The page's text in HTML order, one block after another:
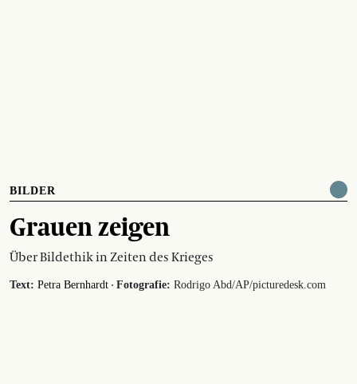
BILDER
Grauen zeigen
Über Bildethik in Zeiten des Krieges
Text: Petra Bernhardt · Fotografie: Rodrigo Abd/AP/picturedesk.com